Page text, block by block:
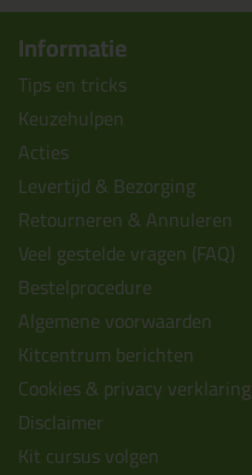
Informatie
Tips en tricks
Keuzehulpen
Acties
Levertijd & Bezorging
Retourneren & Annuleren
Veel gestelde vragen (FAQ)
Bestelprocedure
Algemene voorwaarden
Kitcentrum berichten
Cookies & privacy verklaring
Disclaimer
Kit cursus volgen